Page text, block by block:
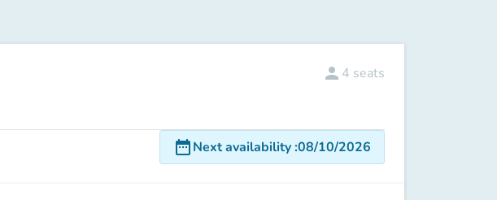
person 4 seats
date_rangeNext availability:08/10/2026